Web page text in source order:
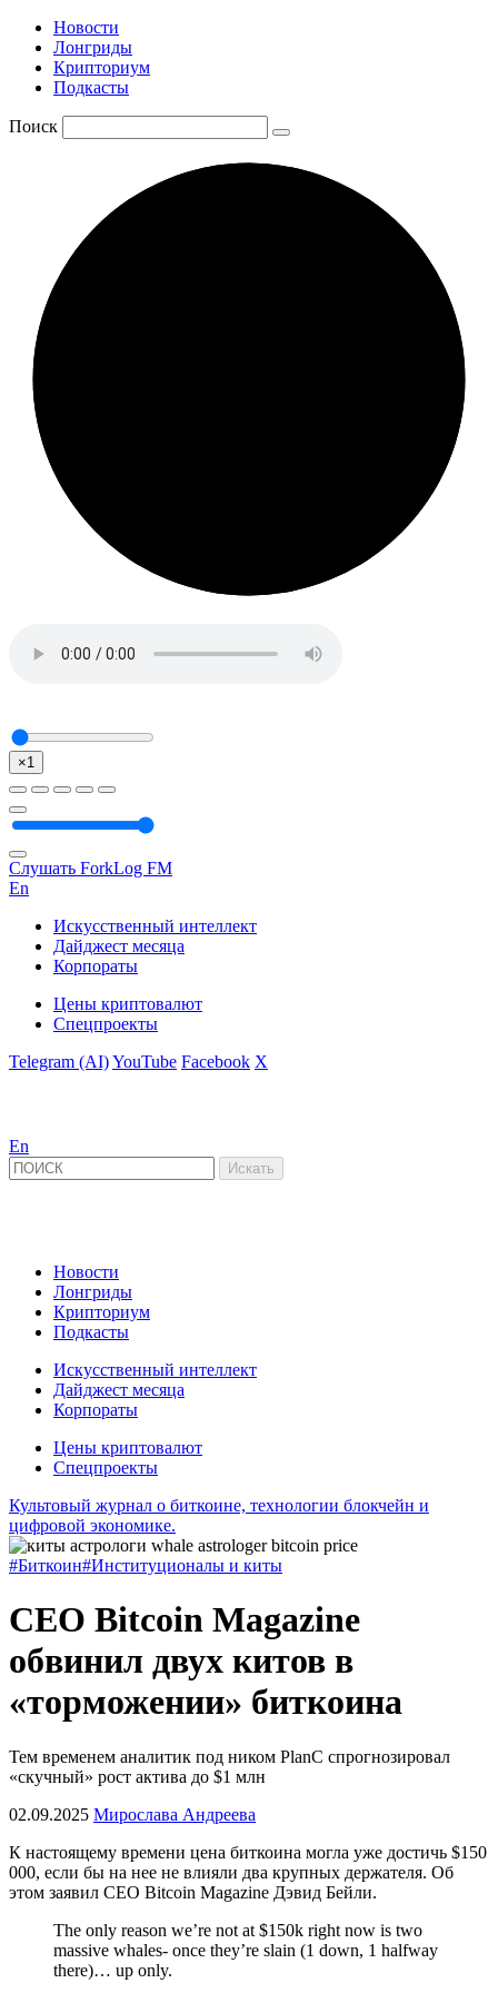
Новости
Лонгриды
Крипториум
Подкасты
Поиск
×1
Слушать ForkLog FM
En
Искусственный интеллект
Дайджест месяца
Корпораты
Цены криптовалют
Спецпроекты
Telegram (AI)YouTube Facebook X
En
Новости
Лонгриды
Крипториум
Подкасты
Искусственный интеллект
Дайджест месяца
Корпораты
Цены криптовалют
Спецпроекты
Культовый журнал о биткоине, технологии блокчейн и
цифровой экономике.
#Биткоин#Институционалы и киты
CEO Bitcoin Magazine
обвинил двух китов в
«торможении» биткоина
Тем временем аналитик под ником PlanC спрогнозировал
«скучный» рост актива до $1 млн
02.09.2025 Мирослава Андреева
К настоящему времени цена биткоина могла уже достичь $150
000, если бы на нее не влияли два крупных держателя. Об
этом заявил CEO Bitcoin Magazine Дэвид Бейли.
The only reason we’re not at $150k right now is two
massive whales- once they’re slain (1 down, 1 halfway
there)… up only.